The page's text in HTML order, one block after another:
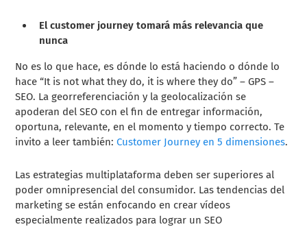
El customer journey tomará más relevancia que
nunca
No es lo que hace, es dónde lo está haciendo o dónde lo
hace “It is not what they do, it is where they do” – GPS –
SEO. La georreferenciación y la geolocalización se
apoderan del SEO con el fin de entregar información,
oportuna, relevante, en el momento y tiempo correcto. Te
invito a leer también:Customer Journey en 5 dimensiones.
Las estrategias multiplataforma deben ser superiores al
poder omnipresencial del consumidor. Las tendencias del
marketing se están enfocando en crear vídeos
especialmente realizados para lograr unSEO